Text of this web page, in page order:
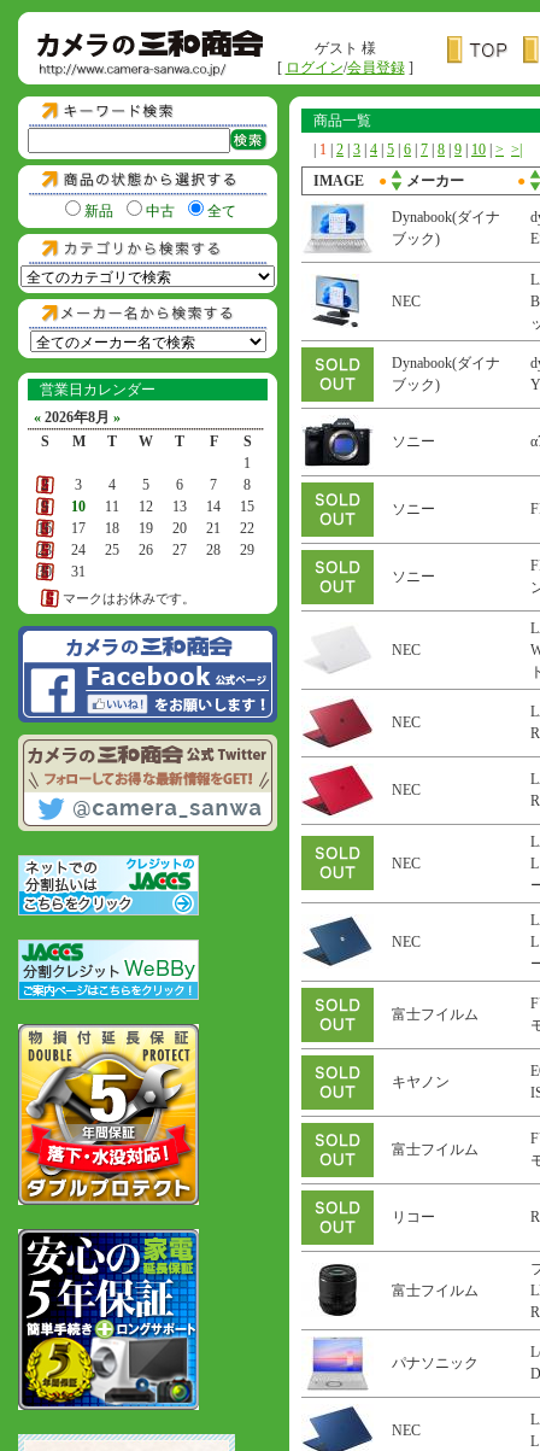
ゲスト 様
[ ログイン/会員登録]
新品 中古 全て
営業日カレンダー
« 2026年8月 »
S
M T W T F
S
1
2
3 4 5 6 7
8
9
10 11 12 13 14
15
16
17 18 19 20 21
22
23
24 25 26 27 28
29
30
31
マークはお休みです。
商品一覧
1 2 3 4 5 6 7 8 9 10 > >|
IMAGE
● メーカー ●
Dynabook(ダイナ
ブック)
NEC
Dynabook(ダイナ
ブック)
ソニー
ソニー
ソニー
NEC
NEC
NEC
NEC
NEC
富士フイルム
キヤノン
富士フイルム
リコー
富士フイルム
R
パナソニック
NEC